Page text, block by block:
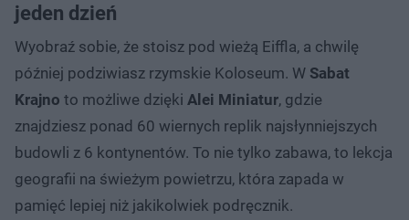
jeden dzień
Wyobraź sobie, że stoisz pod wieżą Eiffla, a chwilę
później podziwiasz rzymskie Koloseum. W Sabat
Krajno to możliwe dzięki Alei Miniatur, gdzie
znajdziesz ponad 60 wiernych replik najsłynniejszych
budowli z 6 kontynentów. To nie tylko zabawa, to lekcja
geografii na świeżym powietrzu, która zapada w
pamięć lepiej niż jakikolwiek podręcznik.